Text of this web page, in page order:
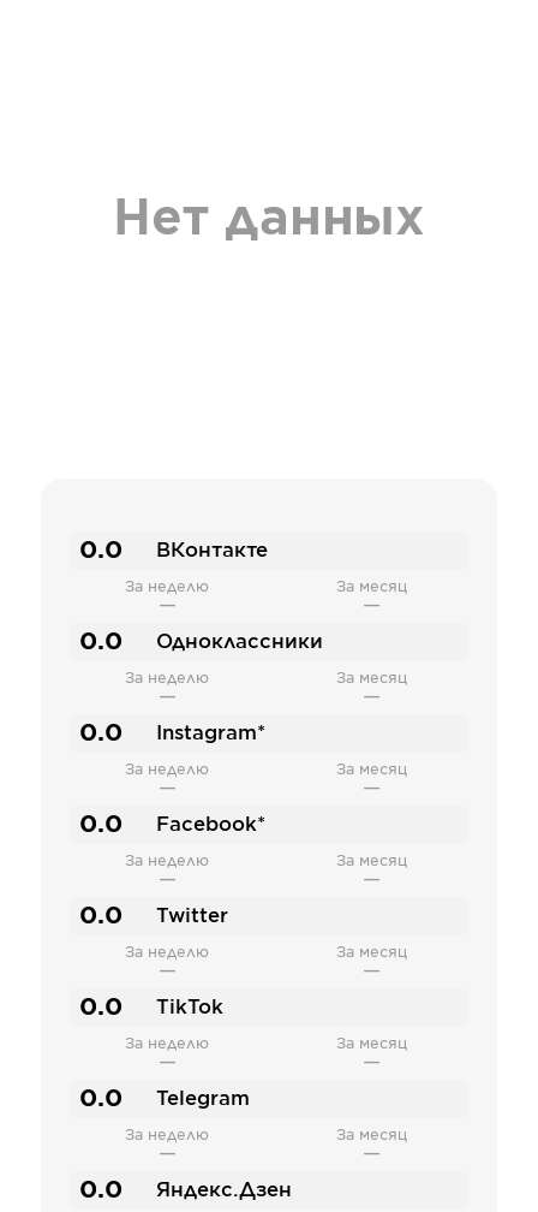
Нет данных
0.0 ВКонтакте
За неделю
—
За месяц
—
0.0 Одноклассники
За неделю
—
За месяц
—
0.0 Instagram*
За неделю
—
За месяц
—
0.0 Facebook*
За неделю
—
За месяц
—
0.0 Twitter
За неделю
—
За месяц
—
0.0 TikTok
За неделю
—
За месяц
—
0.0 Telegram
За неделю
—
За месяц
—
0.0 Яндекс.Дзен